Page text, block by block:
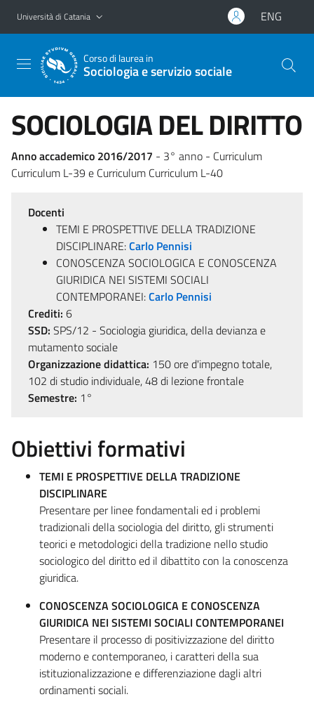
Vai al contenuto principale
Vai al menu di navigazione
Università di Catania ENG
Corso di laurea in
Sociologia e servizio sociale
SOCIOLOGIA DEL DIRITTO
Anno accademico 2016/2017 - 3° anno - Curriculum
Curriculum L-39 e Curriculum Curriculum L-40
Docenti
TEMI E PROSPETTIVE DELLA TRADIZIONE
DISCIPLINARE:Carlo Pennisi
CONOSCENZA SOCIOLOGICA E CONOSCENZA
GIURIDICA NEI SISTEMI SOCIALI
CONTEMPORANEI:Carlo Pennisi
Crediti: 6
SSD: SPS/12 - Sociologia giuridica, della devianza e
mutamento sociale
Organizzazione didattica: 150 ore d'impegno totale,
102 di studio individuale, 48 di lezione frontale
Semestre: 1°
Obiettivi formativi
TEMI E PROSPETTIVE DELLA TRADIZIONE
DISCIPLINARE
Presentare per linee fondamentali ed i problemi
tradizionali della sociologia del diritto, gli strumenti
teorici e metodologici della tradizione nello studio
sociologico del diritto ed il dibattito con la conoscenza
giuridica.
CONOSCENZA SOCIOLOGICA E CONOSCENZA
GIURIDICA NEI SISTEMI SOCIALI CONTEMPORANEI
Presentare il processo di positivizzazione del diritto
moderno e contemporaneo, i caratteri della sua
istituzionalizzazione e differenziazione dagli altri
ordinamenti sociali.